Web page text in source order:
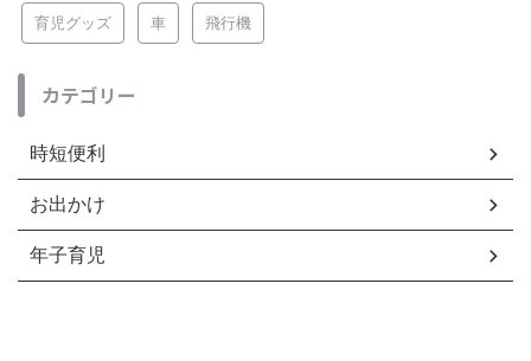
育児グッズ 車 飛行機
カテゴリー
時短便利
お出かけ
年子育児